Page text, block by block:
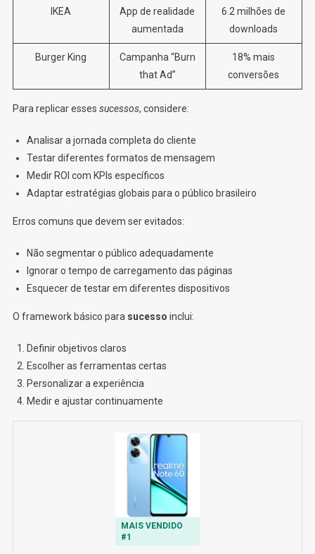
IKEA
App de realidade
aumentada
6.2 milhões de
downloads
Burger King
Campanha “Burn
that Ad”
18% mais
conversões
Para replicar esses sucessos, considere:
Analisar a jornada completa do cliente
Testar diferentes formatos de mensagem
Medir ROI com KPIs específicos
Adaptar estratégias globais para o público brasileiro
Erros comuns que devem ser evitados:
Não segmentar o público adequadamente
Ignorar o tempo de carregamento das páginas
Esquecer de testar em diferentes dispositivos
O framework básico para sucesso inclui:
Definir objetivos claros
Escolher as ferramentas certas
Personalizar a experiência
Medir e ajustar continuamente
MAIS VENDIDO
#1